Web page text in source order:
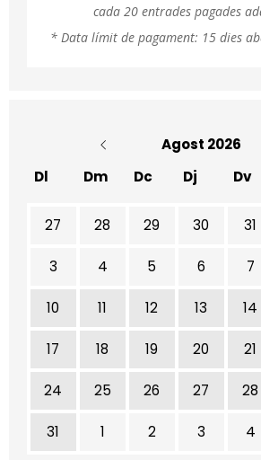
cada 20 entrades pagades
* Data límit de pagament: 15 dies
Agost 2026
Dl
Dm Dc Dj Dv
No hi ha cap activitat aquest mes
27 28 29 30 31
3 4 5 6 7
10 11 12 13 14
17 18 19 20 21
24 25 26 27 28
31 1 2 3 4